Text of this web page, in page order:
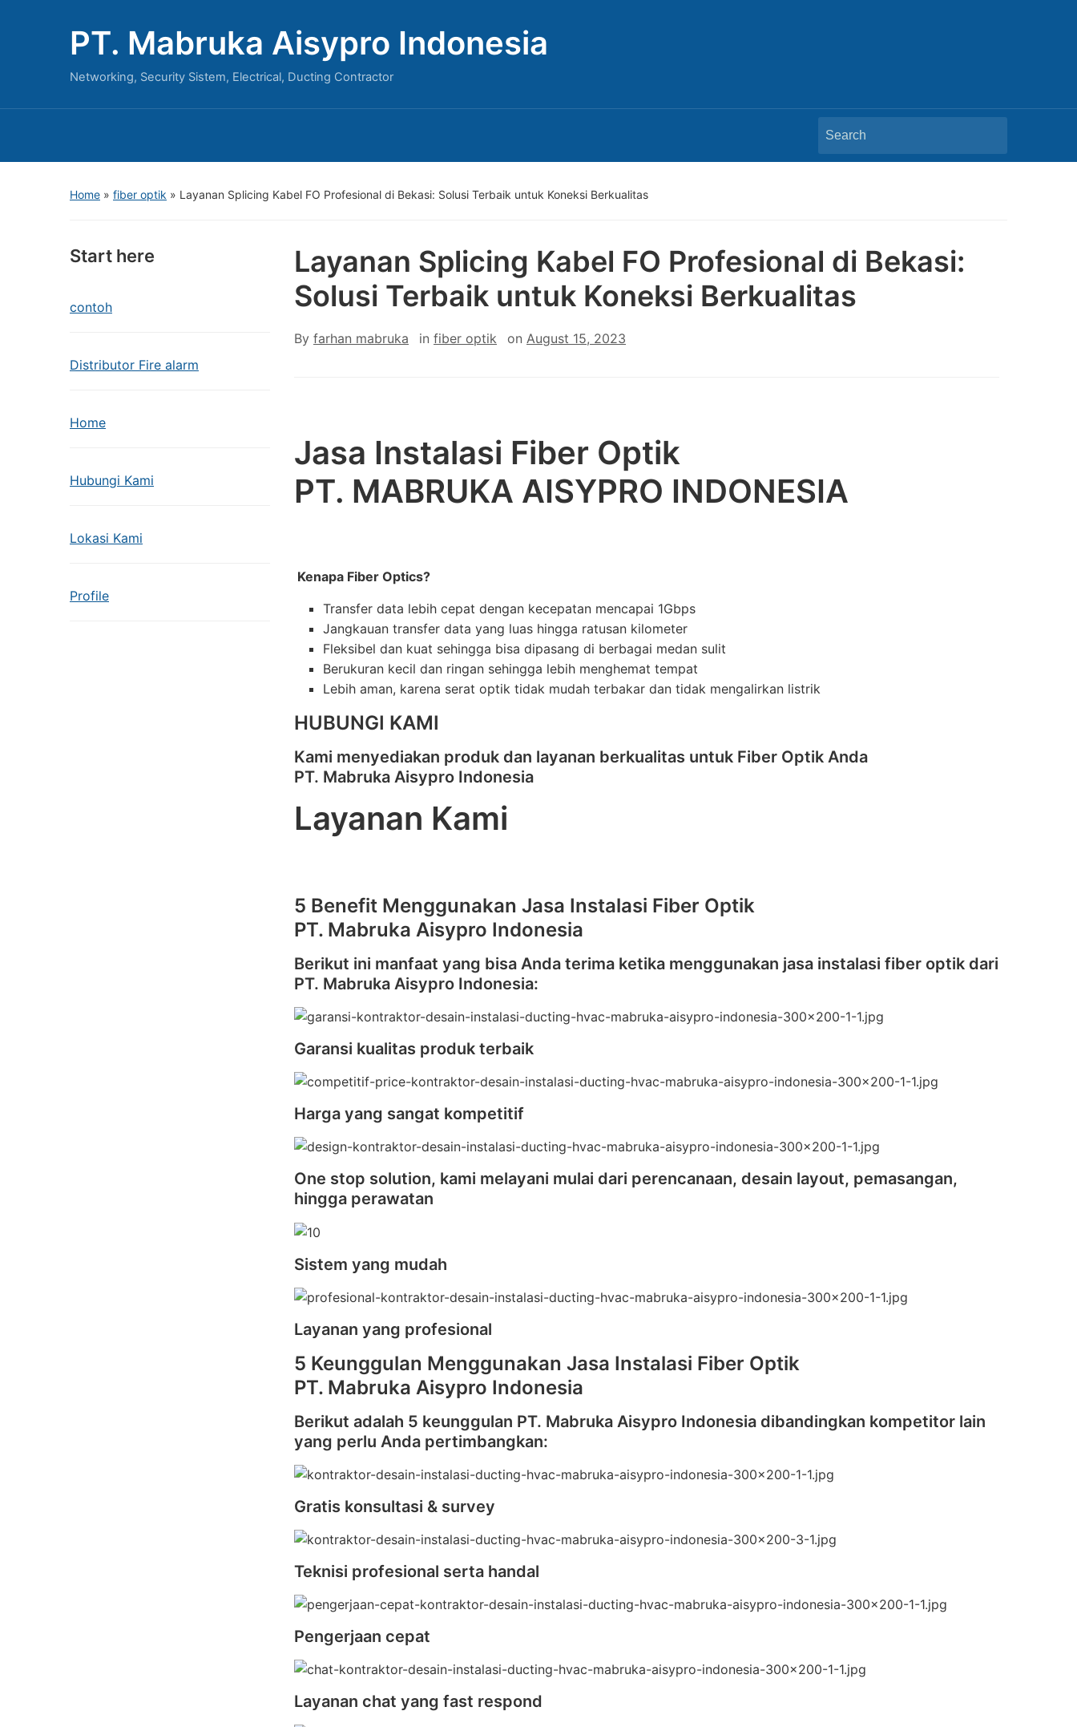
PT. Mabruka Aisypro Indonesia
Networking, Security Sistem, Electrical, Ducting Contractor
Search
for:
Home » fiber optik » Layanan Splicing Kabel FO Profesional di Bekasi: Solusi Terbaik untuk Koneksi Berkualitas
Start here
contoh
Distributor Fire alarm
Home
Hubungi Kami
Lokasi Kami
Profile
Layanan Splicing Kabel FO Profesional di Bekasi:
Solusi Terbaik untuk Koneksi Berkualitas
By farhan mabruka in fiber optik on August 15, 2023
Jasa Instalasi Fiber Optik
PT. MABRUKA AISYPRO INDONESIA
Kenapa Fiber Optics?
Transfer data lebih cepat dengan kecepatan mencapai 1Gbps
Jangkauan transfer data yang luas hingga ratusan kilometer
Fleksibel dan kuat sehingga bisa dipasang di berbagai medan sulit
Berukuran kecil dan ringan sehingga lebih menghemat tempat
Lebih aman, karena serat optik tidak mudah terbakar dan tidak mengalirkan listrik
HUBUNGI KAMI
Kami menyediakan produk dan layanan berkualitas untuk Fiber Optik Anda
PT. Mabruka Aisypro Indonesia
Layanan Kami
5 Benefit Menggunakan Jasa Instalasi Fiber Optik
PT. Mabruka Aisypro Indonesia
Berikut ini manfaat yang bisa Anda terima ketika menggunakan jasa instalasi fiber optik dari
PT. Mabruka Aisypro Indonesia:
Garansi kualitas produk terbaik
Harga yang sangat kompetitif
One stop solution, kami melayani mulai dari perencanaan, desain layout, pemasangan,
hingga perawatan
Sistem yang mudah
Layanan yang profesional
5 Keunggulan Menggunakan Jasa Instalasi Fiber Optik
PT. Mabruka Aisypro Indonesia
Berikut adalah 5 keunggulan PT. Mabruka Aisypro Indonesia dibandingkan kompetitor lain
yang perlu Anda pertimbangkan:
Gratis konsultasi & survey
Teknisi profesional serta handal
Pengerjaan cepat
Layanan chat yang fast respond